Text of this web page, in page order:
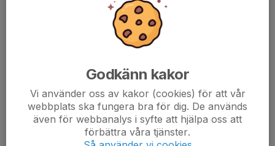
majoritet av tiden smålagsspel men turas också om att vara
skyttar på målvaktsträningen.
6 ispass under 6 veckor, 1 ispass varje vecka. Perioden är V.19-
Exakt datum och tid för ispassen:
Fredag 8/5 18.20-19.10
Tisdag 12/5 19.15-20.05
Lördag 23/5 14.45-15.35
Godkänn kakor
Vi använder oss av kakor (cookies) för att vår
webbplats ska fungera bra för dig. De används
även för webbanalys i syfte att hjälpa oss att
förbättra våra tjänster.